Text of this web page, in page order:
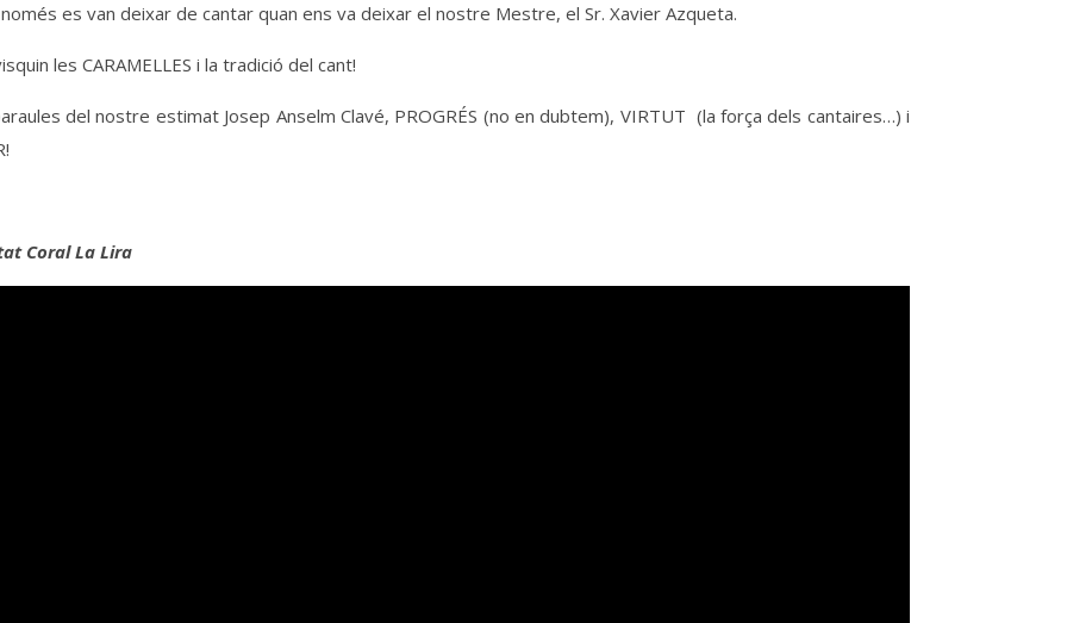
es van deixar de cantar quan ens va deixar el nostre Mestre, el Sr. Xavier Azqueta.
les CARAMELLES i la tradició del cant!
del nostre estimat Josep Anselm Clavé, PROGRÉS (no en dubtem), VIRTUT (la força dels cantaires…) i
Coral La Lira